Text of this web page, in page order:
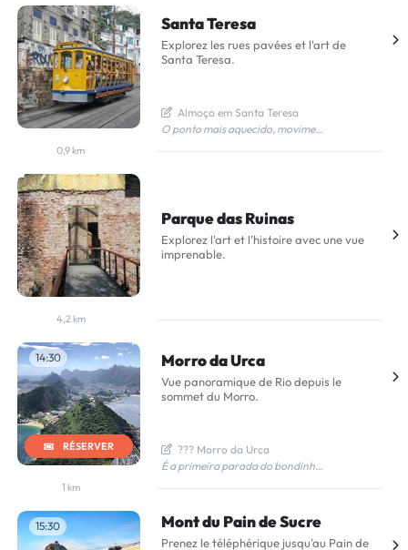
Santa Teresa
Explorez les rues pavées et l'art de
Santa Teresa.
Almoço em Santa Teresa
O ponto mais aquecido, movimentado e charmoso de Santa Teresa é, sem dúvida: ? Largo dos Guimarães
0,9 km
Parque das Ruinas
Explorez l'art et l'histoire avec une vue
imprenable.
4,2 km
14:30
RÉSERVER
Morro da Urca
Vue panoramique de Rio depuis le
sommet du Morro.
??? Morro da Urca
É a primeira parada do bondinho. Mais baixo (220 metros de altura). Já tem uma vista linda da Baía de Guanabara, Cristo e Botafogo. Lá tem lanchonetes, banheiros, lojinhas e espaço pra sentar.
1 km
15:30 Mont du Pain de Sucre
Prenez le téléphérique jusqu'au Pain de